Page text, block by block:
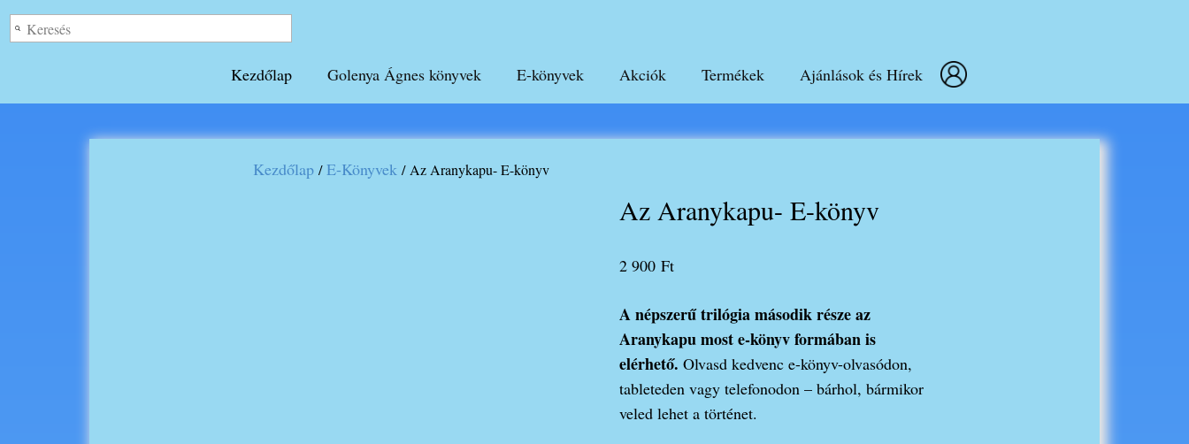
Kezdőlap Golenya Ágnes könyvek E-könyvek Akciók Termékek Ajánlások és Hírek
Kezdőlap /E-Könyvek / Az Aranykapu- E-könyv
Az Aranykapu- E-könyv
2 900 Ft
A népszerű trilógia második része az
Aranykapu most e-könyv formában is
elérhető. Olvasd kedvenc e-könyv-olvasódon,
tableteden vagy telefonodon – bárhol, bármikor
veled lehet a történet.